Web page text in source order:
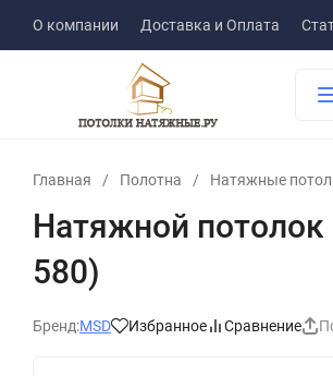
О компании Доставка и Оплата
Главная / Полотна / Натяжные
Натяжной потолок
580)
Бренд:MSD Избранное Сравнение